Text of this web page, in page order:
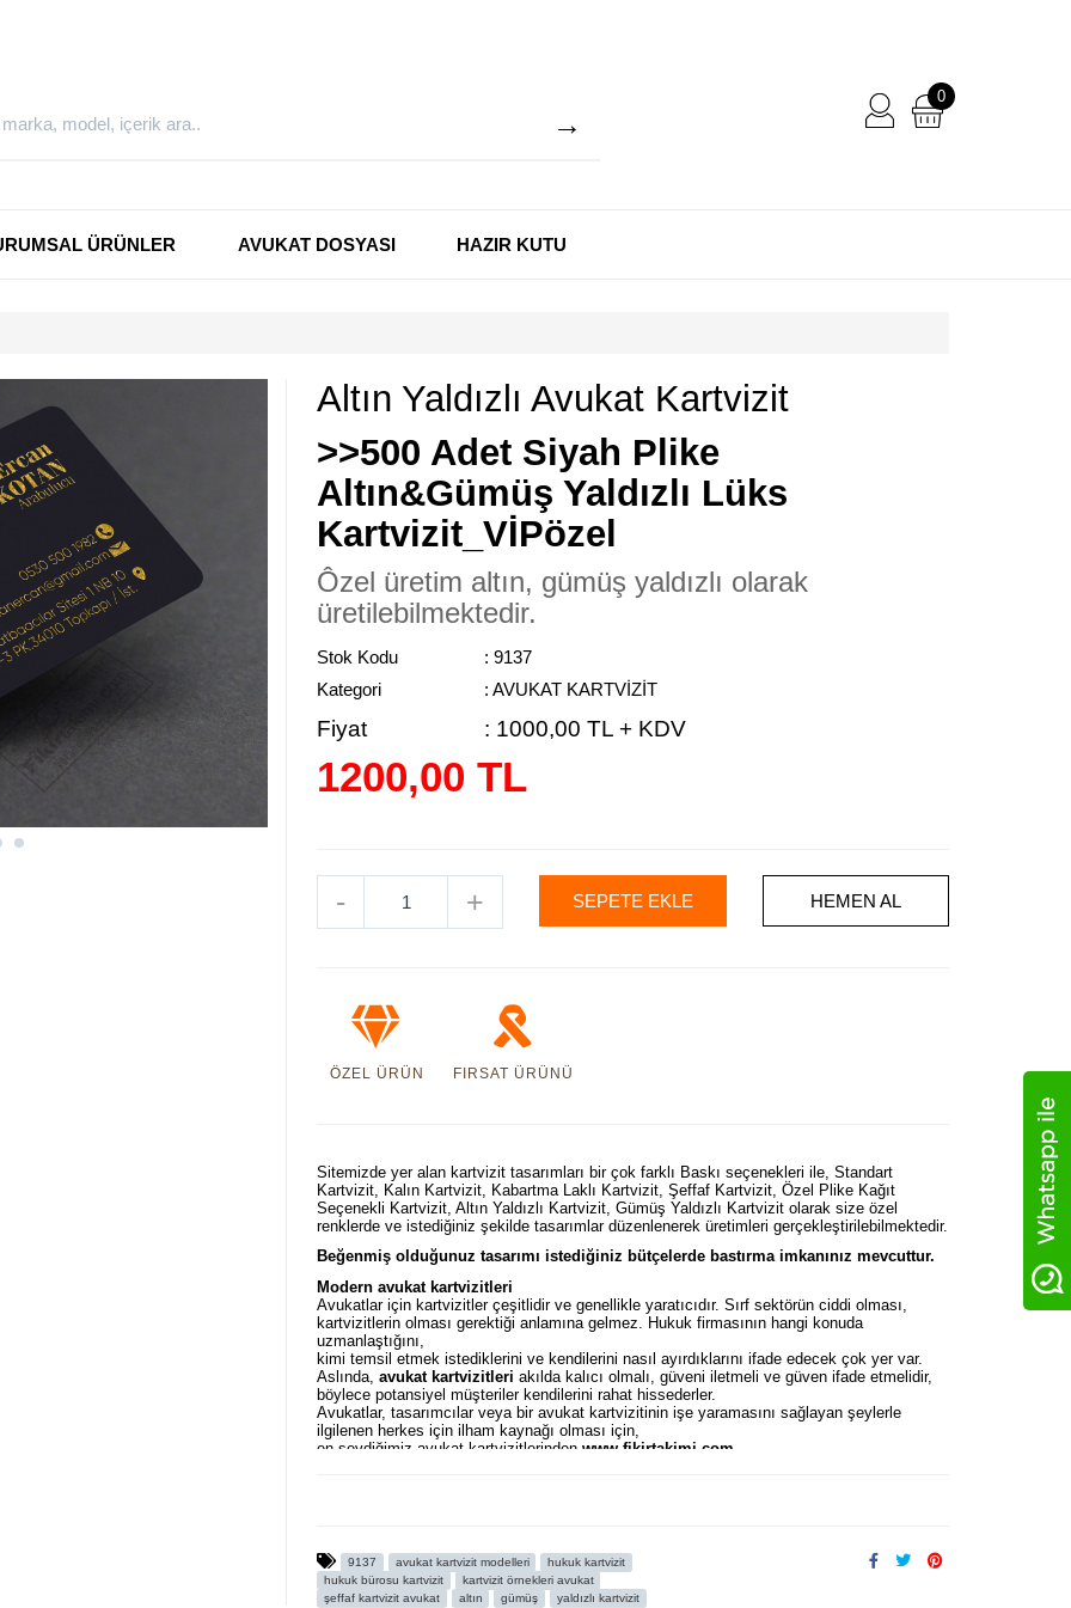
0
ÜRÜNLER AVUKAT DOSYASI HAZIR KUTU
Altın Yaldızlı Avukat Kartvizit
>>500 Adet Siyah Plike
Altın&Gümüş Yaldızlı Lüks
Kartvizit_VİPözel
Ôzel üretim altın, gümüş yaldızlı olarak
üretilebilmektedir.
Stok Kodu
: 9137
Kategori
: AVUKAT KARTVİZİT
Fiyat : 1000,00 TL + KDV
1200,00 TL
- + SEPETE EKLE HEMEN AL
ÖZEL ÜRÜN FIRSAT ÜRÜNÜ
Sitemizde yer alan kartvizit tasarımları bir çok farklı Baskı seçenekleri ile, Standart
Kartvizit, Kalın Kartvizit, Kabartma Laklı Kartvizit, Şeffaf Kartvizit, Özel Plike Kağıt
Seçenekli Kartvizit, Altın Yaldızlı Kartvizit, Gümüş Yaldızlı Kartvizit olarak size özel
renklerde ve istediğiniz şekilde tasarımlar düzenlenerek üretimleri gerçekleştirilebilmektedir.
Beğenmiş olduğunuz tasarımı istediğiniz bütçelerde bastırma imkanınız mevcuttur.
Modern avukat kartvizitleri
Avukatlar için kartvizitler çeşitlidir ve genellikle yaratıcıdır. Sırf sektörün ciddi olması,
kartvizitlerin olması gerektiği anlamına gelmez. Hukuk firmasının hangi konuda
uzmanlaştığını,
kimi temsil etmek istediklerini ve kendilerini nasıl ayırdıklarını ifade edecek çok yer var.
Aslında, avukat kartvizitleri akılda kalıcı olmalı, güveni iletmeli ve güven ifade etmelidir,
böylece potansiyel müşteriler kendilerini rahat hissederler.
Avukatlar, tasarımcılar veya bir avukat kartvizitinin işe yaramasını sağlayan şeylerle
ilgilenen herkes için ilham kaynağı olması için,
en sevdiğimiz avukat kartvizitlerinden www.fikirtakimi.com
9137 avukat kartvizit modelleri
hukuk kartvizit
hukuk bürosu kartvizit
kartvizit örnekleri avukat
şeffaf kartvizit avukat
altın gümüş yaldızlı kartvizit